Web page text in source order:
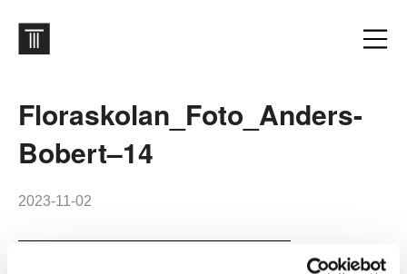
Floraskolan_Foto_Anders-
Bobert–14
2023-11-02